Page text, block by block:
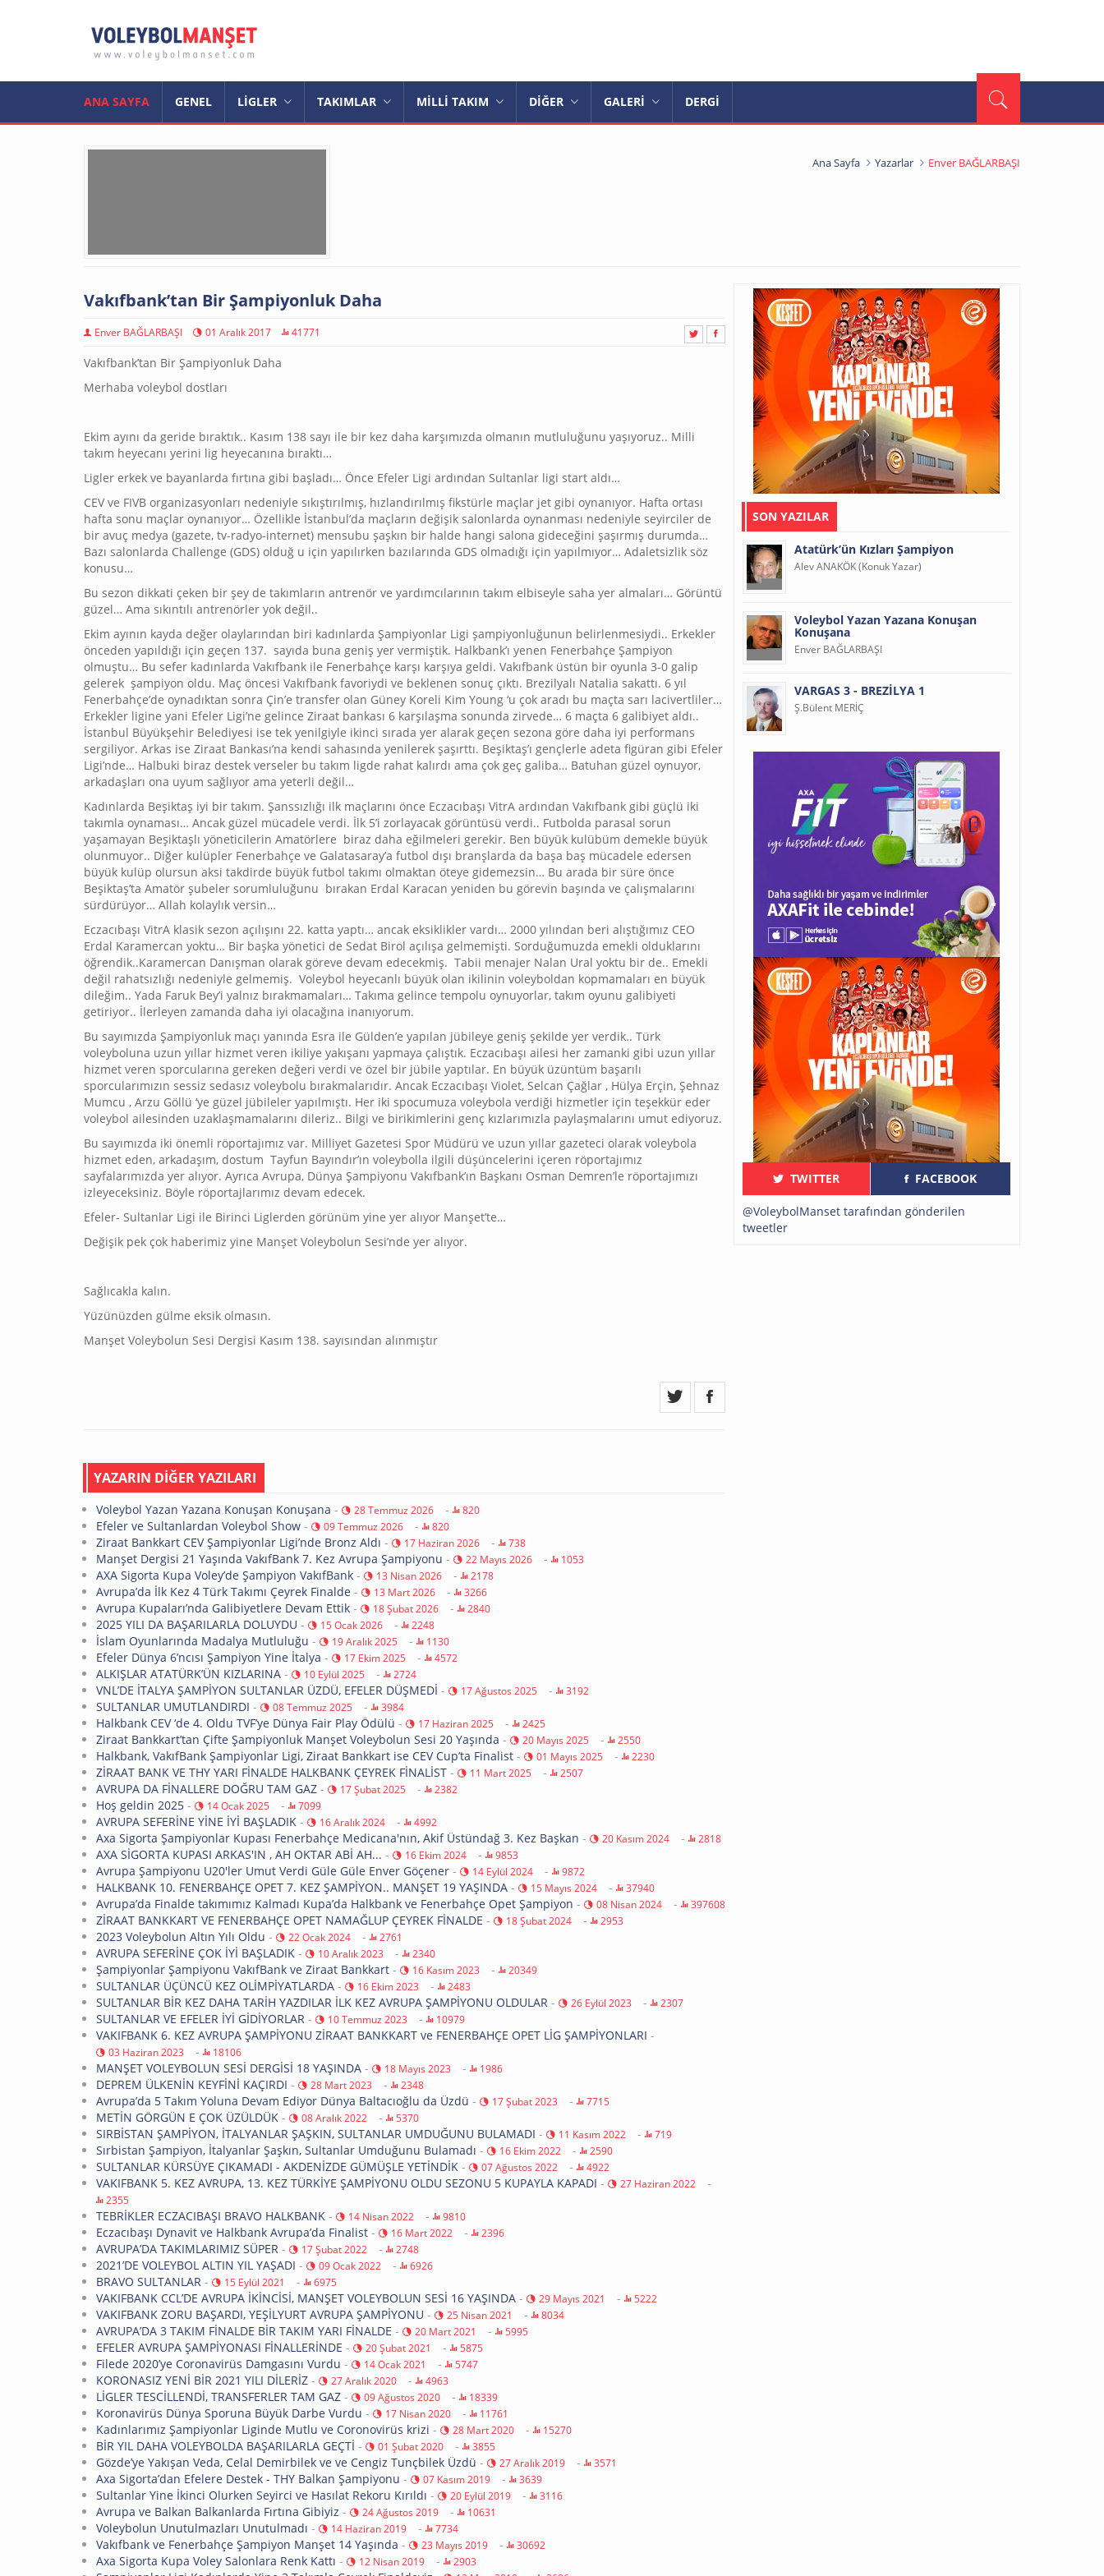
ANA SAYFA GENEL LİGLER TAKIMLAR MİLLİ TAKIM DİĞER GALERİ DERGİ
Ana Sayfa Yazarlar Enver BAĞLARBAŞI
Vakıfbank’tan Bir Şampiyonluk Daha
Enver BAĞLARBAŞI 01 Aralık 2017 41771
Vakıfbank’tan Bir Şampiyonluk Daha
Merhaba voleybol dostları
Ekim ayını da geride bıraktık.. Kasım 138 sayı ile bir kez daha karşımızda olmanın mutluluğunu yaşıyoruz.. Milli
takım heyecanı yerini lig heyecanına bıraktı…
Ligler erkek ve bayanlarda fırtına gibi başladı… Önce Efeler Ligi ardından Sultanlar ligi start aldı…
CEV ve FIVB organizasyonları nedeniyle sıkıştırılmış, hızlandırılmış fikstürle maçlar jet gibi oynanıyor. Hafta ortası
hafta sonu maçlar oynanıyor… Özellikle İstanbul’da maçların değişik salonlarda oynanması nedeniyle seyirciler de
bir avuç medya (gazete, tv-radyo-internet) mensubu şaşkın bir halde hangi salona gideceğini şaşırmış durumda…
Bazı salonlarda Challenge (GDS) olduğ u için yapılırken bazılarında GDS olmadığı için yapılmıyor… Adaletsizlik söz
konusu…
Bu sezon dikkati çeken bir şey de takımların antrenör ve yardımcılarının takım elbiseyle saha yer almaları… Görüntü
güzel… Ama sıkıntılı antrenörler yok değil..
Ekim ayının kayda değer olaylarından biri kadınlarda Şampiyonlar Ligi şampiyonluğunun belirlenmesiydi.. Erkekler
önceden yapıldığı için geçen 137. sayıda buna geniş yer vermiştik. Halkbank’ı yenen Fenerbahçe Şampiyon
olmuştu… Bu sefer kadınlarda Vakıfbank ile Fenerbahçe karşı karşıya geldi. Vakıfbank üstün bir oyunla 3-0 galip
gelerek şampiyon oldu. Maç öncesi Vakıfbank favoriydi ve beklenen sonuç çıktı. Brezilyalı Natalia sakattı. 6 yıl
Fenerbahçe’de oynadıktan sonra Çin’e transfer olan Güney Koreli Kim Young ‘u çok aradı bu maçta sarı lacivertliler…
Erkekler ligine yani Efeler Ligi’ne gelince Ziraat bankası 6 karşılaşma sonunda zirvede… 6 maçta 6 galibiyet aldı..
İstanbul Büyükşehir Belediyesi ise tek yenilgiyle ikinci sırada yer alarak geçen sezona göre daha iyi performans
sergiliyor. Arkas ise Ziraat Bankası’na kendi sahasında yenilerek şaşırttı. Beşiktaş’ı gençlerle adeta figüran gibi Efeler
Ligi’nde… Halbuki biraz destek verseler bu takım ligde rahat kalırdı ama çok geç galiba… Batuhan güzel oynuyor,
arkadaşları ona uyum sağlıyor ama yeterli değil…
Kadınlarda Beşiktaş iyi bir takım. Şanssızlığı ilk maçlarını önce Eczacıbaşı VitrA ardından Vakıfbank gibi güçlü iki
takımla oynaması… Ancak güzel mücadele verdi. İlk 5’i zorlayacak görüntüsü verdi.. Futbolda parasal sorun
yaşamayan Beşiktaşlı yöneticilerin Amatörlere biraz daha eğilmeleri gerekir. Ben büyük kulübüm demekle büyük
olunmuyor.. Diğer kulüpler Fenerbahçe ve Galatasaray’a futbol dışı branşlarda da başa baş mücadele edersen
büyük kulüp olursun aksi takdirde büyük futbol takımı olmaktan öteye gidemezsin… Bu arada bir süre önce
Beşiktaş’ta Amatör şubeler sorumluluğunu bırakan Erdal Karacan yeniden bu görevin başında ve çalışmalarını
sürdürüyor… Allah kolaylık versin…
Eczacıbaşı VitrA klasik sezon açılışını 22. katta yaptı… ancak eksiklikler vardı… 2000 yılından beri alıştığımız CEO
Erdal Karamercan yoktu… Bir başka yönetici de Sedat Birol açılışa gelmemişti. Sorduğumuzda emekli olduklarını
öğrendik..Karamercan Danışman olarak göreve devam edecekmiş. Tabii menajer Nalan Ural yoktu bir de.. Emekli
değil rahatsızlığı nedeniyle gelmemiş. Voleybol heyecanlı büyük olan ikilinin voleyboldan kopmamaları en büyük
dileğim.. Yada Faruk Bey’i yalnız bırakmamaları… Takıma gelince tempolu oynuyorlar, takım oyunu galibiyeti
getiriyor.. İlerleyen zamanda daha iyi olacağına inanıyorum.
Bu sayımızda Şampiyonluk maçı yanında Esra ile Gülden’e yapılan jübileye geniş şekilde yer verdik.. Türk
voleyboluna uzun yıllar hizmet veren ikiliye yakışanı yapmaya çalıştık. Eczacıbaşı ailesi her zamanki gibi uzun yıllar
hizmet veren sporcularına gereken değeri verdi ve özel bir jübile yaptılar. En büyük üzüntüm başarılı
sporcularımızın sessiz sedasız voleybolu bırakmalarıdır. Ancak Eczacıbaşı Violet, Selcan Çağlar , Hülya Erçin, Şehnaz
Mumcu , Arzu Göllü ‘ye güzel jübileler yapılmıştı. Her iki spocumuza voleybola verdiği hizmetler için teşekkür eder
voleybol ailesinden uzaklaşmamalarını dileriz.. Bilgi ve birikimlerini genç kızlarımızla paylaşmalarını umut ediyoruz.
Bu sayımızda iki önemli röportajımız var. Milliyet Gazetesi Spor Müdürü ve uzun yıllar gazeteci olarak voleybola
hizmet eden, arkadaşım, dostum Tayfun Bayındır’ın voleybolla ilgili düşüncelerini içeren röportajımız
sayfalarımızda yer alıyor. Ayrıca Avrupa, Dünya Şampiyonu Vakıfbank’ın Başkanı Osman Demren’le röportajımızı
izleyeceksiniz. Böyle röportajlarımız devam edecek.
Efeler- Sultanlar Ligi ile Birinci Liglerden görünüm yine yer alıyor Manşet’te…
Değişik pek çok haberimiz yine Manşet Voleybolun Sesi’nde yer alıyor.
Sağlıcakla kalın.
Yüzünüzden gülme eksik olmasın.
Manşet Voleybolun Sesi Dergisi Kasım 138. sayısından alınmıştır
YAZARIN DİĞER YAZILARI
Voleybol Yazan Yazana Konuşan Konuşana - 28 Temmuz 2026 - 820
Efeler ve Sultanlardan Voleybol Show - 09 Temmuz 2026 - 820
Ziraat Bankkart CEV Şampiyonlar Ligi’nde Bronz Aldı - 17 Haziran 2026 - 738
Manşet Dergisi 21 Yaşında VakıfBank 7. Kez Avrupa Şampiyonu - 22 Mayıs 2026 - 1053
AXA Sigorta Kupa Voley’de Şampiyon VakıfBank - 13 Nisan 2026 - 2178
Avrupa’da İlk Kez 4 Türk Takımı Çeyrek Finalde - 13 Mart 2026 - 3266
Avrupa Kupaları’nda Galibiyetlere Devam Ettik - 18 Şubat 2026 - 2840
2025 YILI DA BAŞARILARLA DOLUYDU - 15 Ocak 2026 - 2248
İslam Oyunlarında Madalya Mutluluğu - 19 Aralık 2025 - 1130
Efeler Dünya 6’ncısı Şampiyon Yine İtalya - 17 Ekim 2025 - 4572
ALKIŞLAR ATATÜRK’ÜN KIZLARINA - 10 Eylül 2025 - 2724
VNL’DE İTALYA ŞAMPİYON SULTANLAR ÜZDÜ, EFELER DÜŞMEDİ - 17 Ağustos 2025 - 3192
SULTANLAR UMUTLANDIRDI - 08 Temmuz 2025 - 3984
Halkbank CEV ‘de 4. Oldu TVF’ye Dünya Fair Play Ödülü - 17 Haziran 2025 - 2425
Ziraat Bankkart’tan Çifte Şampiyonluk Manşet Voleybolun Sesi 20 Yaşında - 20 Mayıs 2025 - 2550
Halkbank, VakıfBank Şampiyonlar Ligi, Ziraat Bankkart ise CEV Cup’ta Finalist - 01 Mayıs 2025 - 2230
ZİRAAT BANK VE THY YARI FİNALDE HALKBANK ÇEYREK FİNALİST - 11 Mart 2025 - 2507
AVRUPA DA FİNALLERE DOĞRU TAM GAZ - 17 Şubat 2025 - 2382
Hoş geldin 2025 - 14 Ocak 2025 - 7099
AVRUPA SEFERİNE YİNE İYİ BAŞLADIK - 16 Aralık 2024 - 4992
Axa Sigorta Şampiyonlar Kupası Fenerbahçe Medicana'nın, Akif Üstündağ 3. Kez Başkan - 20 Kasım 2024 - 2818
AXA SİGORTA KUPASI ARKAS'IN , AH OKTAR ABİ AH... - 16 Ekim 2024 - 9853
Avrupa Şampiyonu U20'ler Umut Verdi Güle Güle Enver Göçener - 14 Eylül 2024 - 9872
HALKBANK 10. FENERBAHÇE OPET 7. KEZ ŞAMPİYON.. MANŞET 19 YAŞINDA - 15 Mayıs 2024 - 37940
Avrupa’da Finalde takımımız Kalmadı Kupa’da Halkbank ve Fenerbahçe Opet Şampiyon - 08 Nisan 2024 - 397608
ZİRAAT BANKKART VE FENERBAHÇE OPET NAMAĞLUP ÇEYREK FİNALDE - 18 Şubat 2024 - 2953
2023 Voleybolun Altın Yılı Oldu - 22 Ocak 2024 - 2761
AVRUPA SEFERİNE ÇOK İYİ BAŞLADIK - 10 Aralık 2023 - 2340
Şampiyonlar Şampiyonu VakıfBank ve Ziraat Bankkart - 16 Kasım 2023 - 20349
SULTANLAR ÜÇÜNCÜ KEZ OLİMPİYATLARDA - 16 Ekim 2023 - 2483
SULTANLAR BİR KEZ DAHA TARİH YAZDILAR İLK KEZ AVRUPA ŞAMPİYONU OLDULAR - 26 Eylül 2023 - 2307
SULTANLAR VE EFELER İYİ GİDİYORLAR - 10 Temmuz 2023 - 10979
VAKIFBANK 6. KEZ AVRUPA ŞAMPİYONU ZİRAAT BANKKART ve FENERBAHÇE OPET LİG ŞAMPİYONLARI -
03 Haziran 2023 - 18106
MANŞET VOLEYBOLUN SESİ DERGİSİ 18 YAŞINDA - 18 Mayıs 2023 - 1986
DEPREM ÜLKENİN KEYFİNİ KAÇIRDI - 28 Mart 2023 - 2348
Avrupa’da 5 Takım Yoluna Devam Ediyor Dünya Baltacıoğlu da Üzdü - 17 Şubat 2023 - 7715
METİN GÖRGÜN E ÇOK ÜZÜLDÜK - 08 Aralık 2022 - 5370
SIRBİSTAN ŞAMPİYON, İTALYANLAR ŞAŞKIN, SULTANLAR UMDUĞUNU BULAMADI - 11 Kasım 2022 - 719
Sırbistan Şampiyon, İtalyanlar Şaşkın, Sultanlar Umduğunu Bulamadı - 16 Ekim 2022 - 2590
SULTANLAR KÜRSÜYE ÇIKAMADI - AKDENİZDE GÜMÜŞLE YETİNDİK - 07 Ağustos 2022 - 4922
VAKIFBANK 5. KEZ AVRUPA, 13. KEZ TÜRKİYE ŞAMPİYONU OLDU SEZONU 5 KUPAYLA KAPADI - 27 Haziran 2022 -
2355
TEBRİKLER ECZACIBAŞI BRAVO HALKBANK - 14 Nisan 2022 - 9810
Eczacıbaşı Dynavit ve Halkbank Avrupa’da Finalist - 16 Mart 2022 - 2396
AVRUPA’DA TAKIMLARIMIZ SÜPER - 17 Şubat 2022 - 2748
2021’DE VOLEYBOL ALTIN YIL YAŞADI - 09 Ocak 2022 - 6926
BRAVO SULTANLAR - 15 Eylül 2021 - 6975
VAKIFBANK CCL’DE AVRUPA İKİNCİSİ, MANŞET VOLEYBOLUN SESİ 16 YAŞINDA - 29 Mayıs 2021 - 5222
VAKIFBANK ZORU BAŞARDI, YEŞİLYURT AVRUPA ŞAMPİYONU - 25 Nisan 2021 - 8034
AVRUPA’DA 3 TAKIM FİNALDE BİR TAKIM YARI FİNALDE - 20 Mart 2021 - 5995
EFELER AVRUPA ŞAMPİYONASI FİNALLERİNDE - 20 Şubat 2021 - 5875
Filede 2020’ye Coronavirüs Damgasını Vurdu - 14 Ocak 2021 - 5747
KORONASIZ YENİ BİR 2021 YILI DİLERİZ - 27 Aralık 2020 - 4963
LİGLER TESCİLLENDİ, TRANSFERLER TAM GAZ - 09 Ağustos 2020 - 18339
Koronavirüs Dünya Sporuna Büyük Darbe Vurdu - 17 Nisan 2020 - 11761
Kadınlarımız Şampiyonlar Liginde Mutlu ve Coronovirüs krizi - 28 Mart 2020 - 15270
BİR YIL DAHA VOLEYBOLDA BAŞARILARLA GEÇTİ - 01 Şubat 2020 - 3855
Gözde’ye Yakışan Veda, Celal Demirbilek ve ve Cengiz Tunçbilek Üzdü - 27 Aralık 2019 - 3571
Axa Sigorta’dan Efelere Destek - THY Balkan Şampiyonu - 07 Kasım 2019 - 3639
Sultanlar Yine İkinci Olurken Seyirci ve Hasılat Rekoru Kırıldı - 20 Eylül 2019 - 3116
Avrupa ve Balkan Balkanlarda Fırtına Gibiyiz - 24 Ağustos 2019 - 10631
Voleybolun Unutulmazları Unutulmadı - 14 Haziran 2019 - 7734
Vakıfbank ve Fenerbahçe Şampiyon Manşet 14 Yaşında - 23 Mayıs 2019 - 30692
Axa Sigorta Kupa Voley Salonlara Renk Kattı - 12 Nisan 2019 - 2903
SON YAZILAR
Atatürk’ün Kızları Şampiyon
Alev ANAKÖK (Konuk Yazar)
Voleybol Yazan Yazana Konuşan
Konuşana
Enver BAĞLARBAŞI
VARGAS 3 - BREZİLYA 1
Ş.Bülent MERİÇ
TWITTER FACEBOOK
@VoleybolManset tarafından gönderilen
tweetler